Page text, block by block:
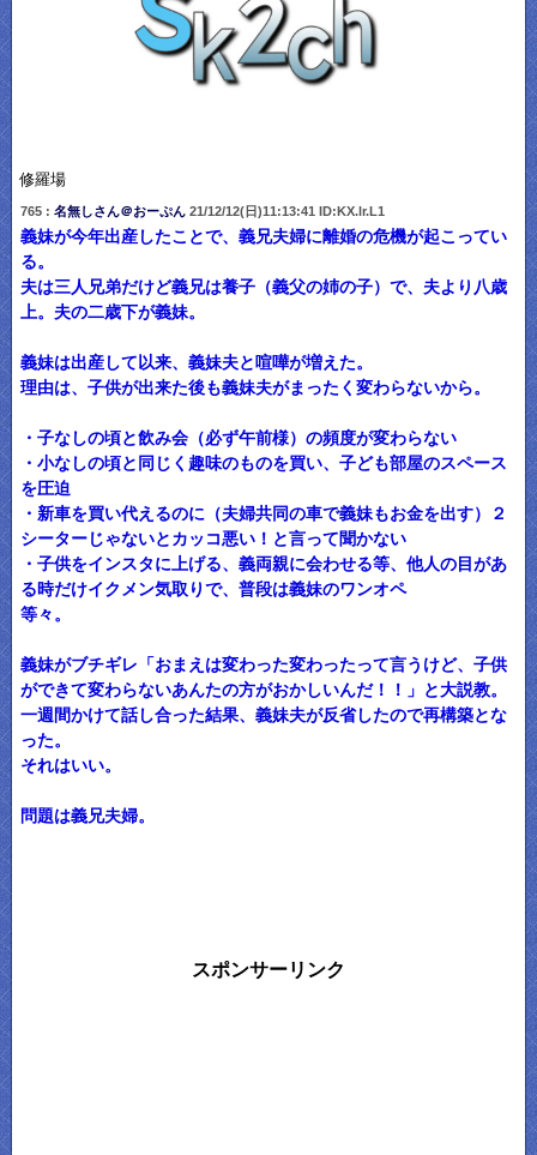
修羅場
765 : 名無しさん＠おーぷん21/12/12(日)11:13:41 ID:KX.lr.L1
義妹が今年出産したことで、義兄夫婦に離婚の危機が起こってい
る。
夫は三人兄弟だけど義兄は養子（義父の姉の子）で、夫より八歳
上。夫の二歳下が義妹。
義妹は出産して以来、義妹夫と喧嘩が増えた。
理由は、子供が出来た後も義妹夫がまったく変わらないから。
・子なしの頃と飲み会（必ず午前様）の頻度が変わらない
・小なしの頃と同じく趣味のものを買い、子ども部屋のスペース
を圧迫
・新車を買い代えるのに（夫婦共同の車で義妹もお金を出す）２
シーターじゃないとカッコ悪い！と言って聞かない
・子供をインスタに上げる、義両親に会わせる等、他人の目があ
る時だけイクメン気取りで、普段は義妹のワンオペ
等々。
義妹がブチギレ「おまえは変わった変わったって言うけど、子供
ができて変わらないあんたの方がおかしいんだ！！」と大説教。
一週間かけて話し合った結果、義妹夫が反省したので再構築とな
った。
それはいい。
問題は義兄夫婦。
スポンサーリンク